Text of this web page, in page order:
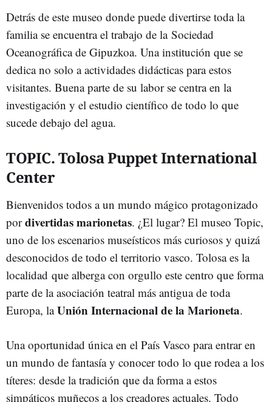
Detrás de este museo donde puede divertirse toda la
familia se encuentra el trabajo de la Sociedad
Oceanográfica de Gipuzkoa. Una institución que se
dedica no solo a actividades didácticas para estos
visitantes. Buena parte de su labor se centra en la
investigación y el estudio científico de todo lo que
sucede debajo del agua.
TOPIC. Tolosa Puppet International
Center
Bienvenidos todos a un mundo mágico protagonizado
pordivertidas marionetas. ¿El lugar? El museo Topic,
uno de los escenarios museísticos más curiosos y quizá
desconocidos de todo el territorio vasco. Tolosa es la
localidad que alberga con orgullo este centro que forma
parte de la asociación teatral más antigua de toda
Europa, laUnión Internacional de la Marioneta.
Una oportunidad única en el País Vasco para entrar en
un mundo de fantasía y conocer todo lo que rodea a los
títeres: desde la tradición que da forma a estos
simpáticos muñecos a los creadores actuales. Todo